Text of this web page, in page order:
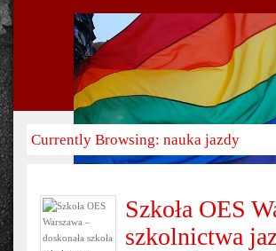
Currently Browsing: nauka jazdy
Szkoła OES
szkolnictwa